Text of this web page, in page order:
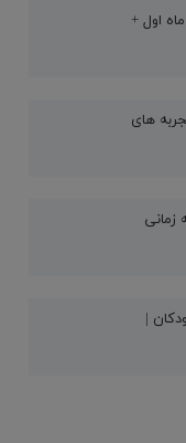
اول +
های
زمانی
برای کودکان |